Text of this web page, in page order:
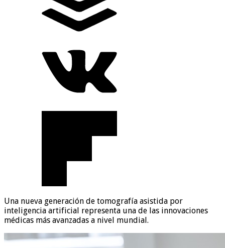
Una nueva generación de tomografía asistida por
inteligencia artificial representa una de las innovaciones
médicas más avanzadas a nivel mundial.